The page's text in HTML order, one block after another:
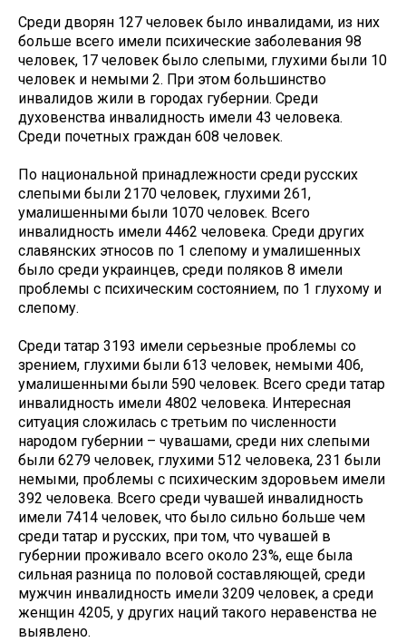
Среди дворян 127 человек было инвалидами, из них
больше всего имели психические заболевания 98
человек, 17 человек было слепыми, глухими были 10
человек и немыми 2. При этом большинство
инвалидов жили в городах губернии. Среди
духовенства инвалидность имели 43 человека.
Среди почетных граждан 608 человек.
По национальной принадлежности среди русских
слепыми были 2170 человек, глухими 261,
умалишенными были 1070 человек. Всего
инвалидность имели 4462 человека. Среди других
славянских этносов по 1 слепому и умалишенных
было среди украинцев, среди поляков 8 имели
проблемы с психическим состоянием, по 1 глухому и
слепому.
Среди татар 3193 имели серьезные проблемы со
зрением, глухими были 613 человек, немыми 406,
умалишенными были 590 человек. Всего среди татар
инвалидность имели 4802 человека. Интересная
ситуация сложилась с третьим по численности
народом губернии – чувашами, среди них слепыми
были 6279 человек, глухими 512 человека, 231 были
немыми, проблемы с психическим здоровьем имели
392 человека. Всего среди чувашей инвалидность
имели 7414 человек, что было сильно больше чем
среди татар и русских, при том, что чувашей в
губернии проживало всего около 23%, еще была
сильная разница по половой составляющей, среди
мужчин инвалидность имели 3209 человек, а среди
женщин 4205, у других наций такого неравенства не
выявлено.